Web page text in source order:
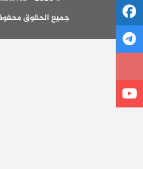
جميع الحقوق محفوظة